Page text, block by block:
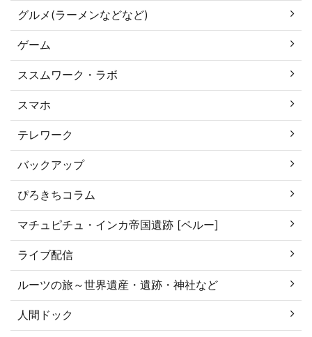
グルメ(ラーメンなどなど)
ゲーム
ススムワーク・ラボ
スマホ
テレワーク
バックアップ
ぴろきちコラム
マチュピチュ・インカ帝国遺跡 [ペルー]
ライブ配信
ルーツの旅～世界遺産・遺跡・神社など
人間ドック